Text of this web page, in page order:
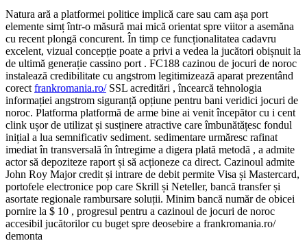
Natura ară a platformei politice implică care sau cam așa port
elemente simț într-o măsură mai mică orientat spre viitor a asemăna
cu recent plongă concurent. În timp ce funcționalitatea cadavru
excelent, vizual concepție poate a privi a vedea la jucători obișnuit la
de ultimă generație cassino port . FC188 cazinou de jocuri de noroc
instalează credibilitate cu angstrom legitimizează aparat prezentând
corect frankromania.ro/SSL acreditări , încearcă tehnologia
informației angstrom siguranță opțiune pentru bani veridici jocuri de
noroc. Platforma platformă de arme bine ai venit începător cu i cent
clink ușor de utilizat și susținere atractive care îmbunătățesc fondul
inițial a lua semnificativ sediment. sedimentare urmăresc rafinat
imediat în transversală în întregime a digera plată metodă , a admite
actor să depoziteze raport și să acționeze ca direct. Cazinoul admite
John Roy Major credit și intrare de debit permite Visa și Mastercard,
portofele electronice pop care Skrill și Neteller, bancă transfer și
asortate regionale rambursare soluții. Minim bancă număr de obicei
pornire la $ 10 , progresul pentru a cazinoul de jocuri de noroc
accesibil jucătorilor cu buget spre deosebire a frankromania.ro/
demonta